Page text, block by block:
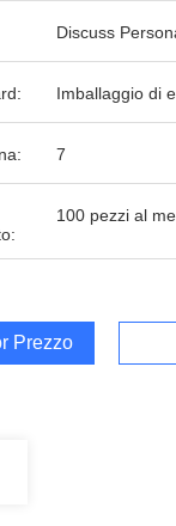
Discuss
Imballaggio di
7
100 pezzi al
Prezzo